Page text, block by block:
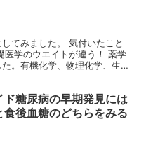
てみました。 気付いたこと
医学のウエイトが違う！ 薬学
。有機化学、物理化学、生化
ド糖尿病の早期発見には
食後血糖のどちらをみる